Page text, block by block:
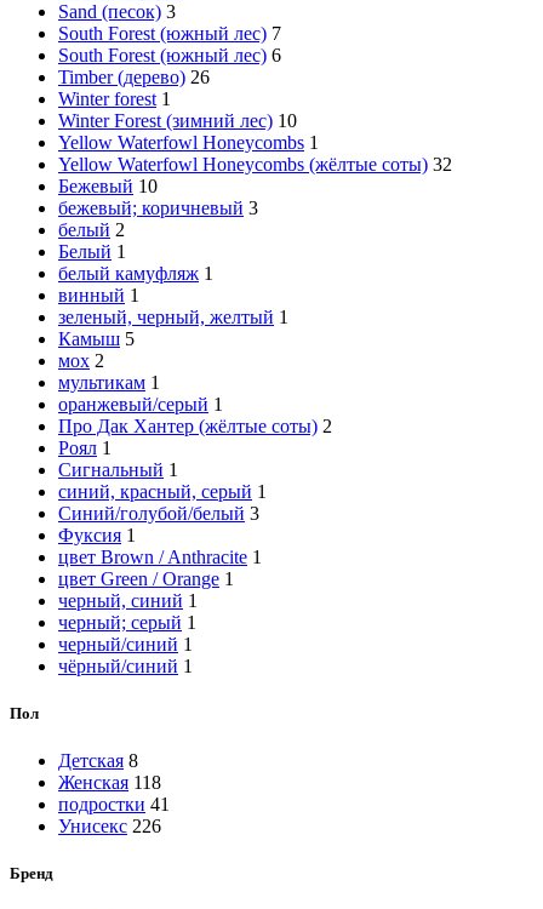
Sand (песок) 3
South Forest (южный лес) 7
South Forest (южный лес) 6
Timber (дерево) 26
Winter forest 1
Winter Forest (зимний лес) 10
Yellow Waterfowl Honeycombs 1
Yellow Waterfowl Honeycombs (жёлтые соты) 32
Бежевый 10
бежевый; коричневый 3
белый 2
Белый 1
белый камуфляж 1
винный 1
зеленый, черный, желтый 1
Камыш 5
мох 2
мультикам 1
оранжевый/серый 1
Про Дак Хантер (жёлтые соты) 2
Роял 1
Сигнальный 1
синий, красный, серый 1
Синий/голубой/белый 3
Фуксия 1
цвет Brown / Anthracite 1
цвет Green / Orange 1
черный, синий 1
черный; серый 1
черный/синий 1
чёрный/синий 1
Пол
Детская 8
Женская 118
подростки 41
Унисекс 226
Бренд